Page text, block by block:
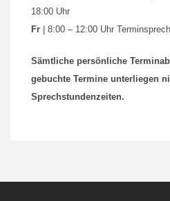
18:00 Uhr
Fr | 8:00 – 12:00 Uhr
Sämtliche persönliche
gebuchte Termine unterliegen
Sprechstundenzeiten.